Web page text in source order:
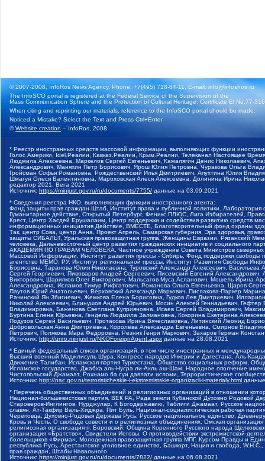
© 2007-2008, InfoRos News Agency. Phone: +7(495) 718-84-11, E-mail: info@infoshos.ru
The InfoSCO portal is registered at the Federal Service of the Supervision of the
Mass Communication Sphere and the Protection of Cultural Heritage. Certificate El No.77-
When citing and reprinting our materials, reference to the InfoSCO portal should be made.
Noticed a Mistake? Select the Text and Press Ctrl+Enter
©Website creation – InfoRos, 2008
* Реестр иностранных средств массовой информации, выполняющих функции
Голос Америки, Idel.Реалии, Кавказ.Реалии, Крым.Реалии, Телеканал Настоящее
Людмила Алексеевна, Маркелов Сергей Евгеньевич, Камалягин Денис Николаевич,
Александрович, Маняхин Петр Борисович, Ярош Юлия Петровна, Чуракова Ольга
Гройсман Софья Романовна, Рождественский Илья Дмитриевич, Апухтина Юлия
Шмагун Олеся Валентиновна, Мароховская Алеся Алексеевна, Долинина Ирина
редактор 2021, Вега 2021
Источник: https://minjust.gov.ru/ru/documents/7755/ данные на 03.09.2021
* Сведения реестра НКО, выполняющих функции иностранного агента:
Фонд защиты прав граждан Штаб, Институт права и публичной политики,
Гуманитарное действие, Открытый Петербург, Феникс ПЛЮС, Лига Избирателей,
Крест, Центр Хасдей Ерушалаим, Центр поддержки и содействия развитию средств
информационных инициатив Действие, ВМЕСТЕ, Благотворительный фонд охраны
Так, центр Сова, центр Анна, Проект Апрель, Самарская губерния, Эра здоровья,
защиты СИБАЛЬТ, Уральская правозащитная группа, Женщины Евразии, Рязанский
человека, Дальневосточный центр развития гражданских инициатив и социального
АКАДЕМИЯ ПО ПРАВАМ ЧЕЛОВЕКА, Частное учреждение Совета Министров северных
Массовой Информации, Институт развития прессы - Сибирь, Фонд поддержки
агентство МЕМО. РУ, Институт региональной прессы, Институт Развития Свободы
Борисовна, Таранова Юлия Николаевна, Туровский Александр Алексеевич,
Сергей Георгиевич, Пивоваров Андрей Сергеевич, Писемский Евгений
Викторович, Шарипков Олег Викторович, Мальсагов Муса Асланович, Мошель Ирина
Александровна, Исламов Тимур Рифгатович, Романова Ольга Евгеньевна, Щаров
Паутов Юрий Анатольевич, Верховский Александр Маркович, Пислакова-Паркер
Рачинский Ян Збигневич, Жемкова Елена Борисовна, Гудков Лев Дмитриевич,
Николай Алексеевич, Блинушов Андрей Юрьевич, Мосин Алексей Геннадьевич,
Владимировна, Баженова Светлана Куприяновна, Исаев Сергей Владимирович,
Буртина Елена Юрьевна, Гендель Людмила Залмановна, Кокорина Екатерина
Подузов Сергей Васильевич, Протасова Ирина Вячеславовна, Литинский Леонид
Добровольская Анна Дмитриевна, Королева Александра Евгеньевна, Смирнов
Петрович, Полякова Мара Федоровна, Резник Генри Маркович, Захаров Герман
Источник: http://unro.minjust.ru/NKOForeignAgent.aspx данные на 28.08.2021
* Единый федеральный список организаций, в том числе иностранных и
Высший военный Маджлисуль Шура, Конгресс народов Ичкерии и Дагестана, Аль-
Движение Талибан, Исламская партия Туркестана, Общество социальных реформ,
Исламское государство, Джабха аль-Нусра ли-Ахль аш-Шам, Народное ополчение
Чистопольский Джамаат, Рохнамо ба суи давлати исломи, Террористическое
Источник: http://nac.gov.ru/terroristicheskie-i-ekstremistskie-organizacii-i-materialy.html
* Перечень общественных объединений и религиозных организаций в отношении
Национал-большевистская партия, ВЕК РА, Рада земли Кубанской Духовно Родовой
Староверов-Инглингов, Нурджулар, К Богодержавию, Таблиги Джамаат, Русское
славян, Ат-Такфир Валь-Хиджра, Пит Буль, Национал-социалистическая рабочая
Череповца, Духовно-Родовая Держава Русь, Русское национальное единство,
Кровь и Честь, О свободе совести и о религиозных объединениях, Омская
религиозная организация п. Боровский, Община Коренного Русского народа
организация «Братство», Свидетели Иеговы, О противодействии экстремистской
болельщиков «Фирма», Молодежная правозащитная группа МПГ, Курсом Правды и
республика Русь, Арестантское уголовное единство, Башкорт, Нация и свобода,
прав граждан, Штабы Навального
Источник: https://minjust.gov.ru/ru/documents/7822/ данные на 06.08.2021